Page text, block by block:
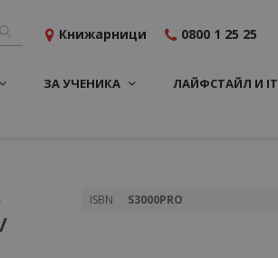
Книжарници 0800 1 25 25
ЗА УЧЕНИКА ЛАЙФСТАЙЛ И IT
Повече
ISBN S3000PRO